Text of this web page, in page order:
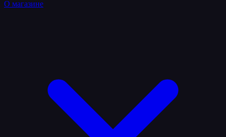
О магазине